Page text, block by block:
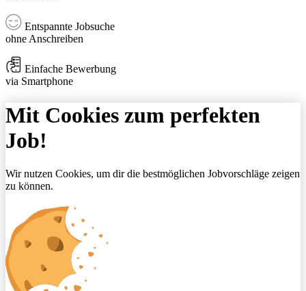
Entspannte Jobsuche
ohne Anschreiben
Einfache Bewerbung
via Smartphone
Mit Cookies zum perfekten
Job!
Wir nutzen Cookies, um dir die bestmöglichen Jobvorschläge zeigen
zu können.